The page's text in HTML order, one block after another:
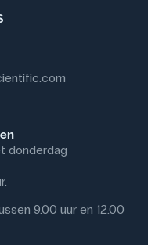
donderdag
9.00 uur en 12.00